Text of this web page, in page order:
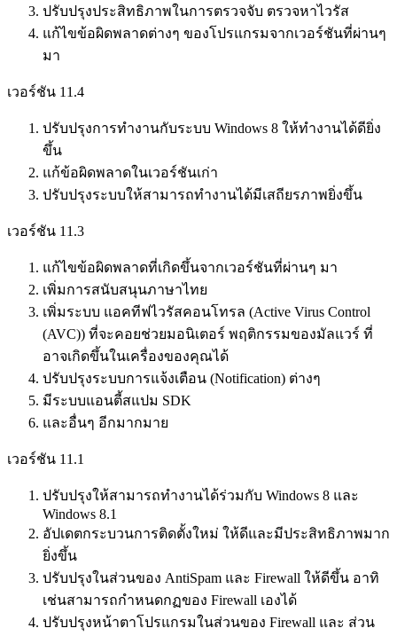
ปรับปรุงประสิทธิภาพในการตรวจจับ ตรวจหาไวรัส
แก้ไขข้อผิดพลาดต่างๆ ของโปรแกรมจากเวอร์ชันที่ผ่านๆ
มา
เวอร์ชัน 11.4
ปรับปรุงการทำงานกับระบบ Windows 8 ให้ทำงานได้ดียิ่ง
ขึ้น
แก้ข้อผิดพลาดในเวอร์ชันเก่า
ปรับปรุงระบบให้สามารถทำงานได้มีเสถียรภาพยิ่งขึ้น
เวอร์ชัน 11.3
แก้ไขข้อผิดพลาดที่เกิดขึ้นจากเวอร์ชันที่ผ่านๆ มา
เพิ่มการสนับสนุนภาษาไทย
เพิ่มระบบ แอคทีฟไวรัสคอนโทรล (Active Virus Control
(AVC)) ที่จะคอยช่วยมอนิเตอร์ พฤติกรรมของมัลแวร์ ที่
อาจเกิดขึ้นในเครื่องของคุณได้
ปรับปรุงระบบการแจ้งเตือน (Notification) ต่างๆ
มีระบบแอนตี้สแปม SDK
และอื่นๆ อีกมากมาย
เวอร์ชัน 11.1
ปรับปรุงให้สามารถทำงานได้ร่วมกับ Windows 8 และ
Windows 8.1
อัปเดตกระบวนการติดตั้งใหม่ ให้ดีและมีประสิทธิภาพมาก
ยิ่งขึ้น
ปรับปรุงในส่วนของ AntiSpam และ Firewall ให้ดีขึ้น อาทิ
เช่นสามารถกำหนดกฏของ Firewall เองได้
ปรับปรุงหน้าตาโปรแกรมในส่วนของ Firewall และ ส่วน